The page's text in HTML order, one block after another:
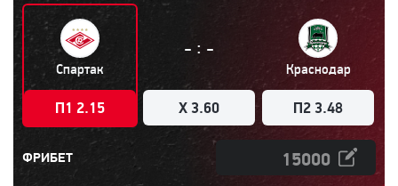
Спартак
П1 2.15
- : -
X 3.60
Краснодар
П2 3.48
ФРИБЕТ